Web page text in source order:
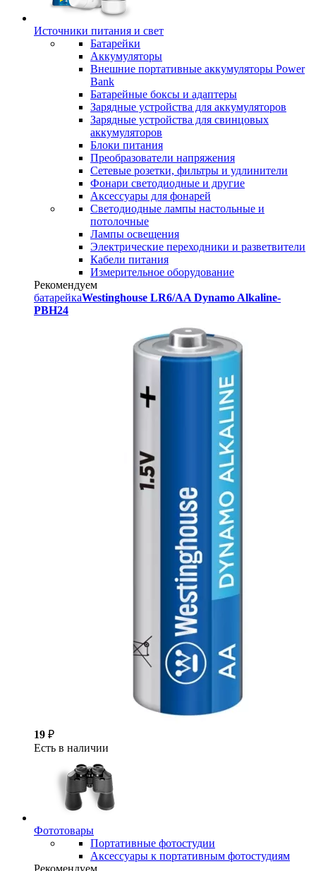
Источники питания и свет
Батарейки
Аккумуляторы
Внешние портативные аккумуляторы Power
Bank
Батарейные боксы и адаптеры
Зарядные устройства для аккумуляторов
Зарядные устройства для свинцовых
аккумуляторов
Блоки питания
Преобразователи напряжения
Сетевые розетки, фильтры и удлинители
Фонари светодиодные и другие
Аксессуары для фонарей
Светодиодные лампы настольные и
потолочные
Лампы освещения
Электрические переходники и разветвители
Кабели питания
Измерительное оборудование
Рекомендуем
батарейкаWestinghouse LR6/AA Dynamo Alkaline-
PBH24
19 ₽
Есть в наличии
Фототовары
Портативные фотостудии
Аксессуары к портативным фотостудиям